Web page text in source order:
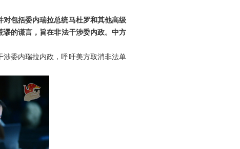
对包括委内瑞拉总统马杜罗和其他高级
的谎言，旨在非法干涉委内政。中方
委内瑞拉内政，呼吁美方取消非法单